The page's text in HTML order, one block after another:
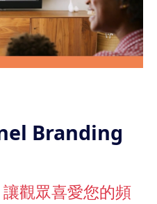
Branding
觀眾喜愛您的頻